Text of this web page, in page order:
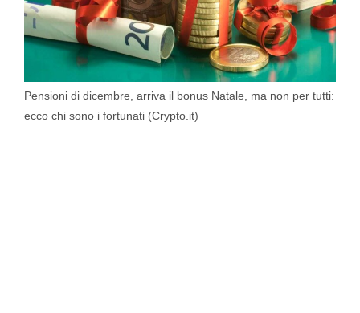
Pensioni di dicembre, arriva il bonus Natale, ma non per tutti:
ecco chi sono i fortunati (Crypto.it)